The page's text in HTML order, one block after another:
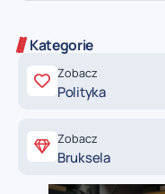
Kategorie
Zobacz
Polityka
Zobacz
Bruksela